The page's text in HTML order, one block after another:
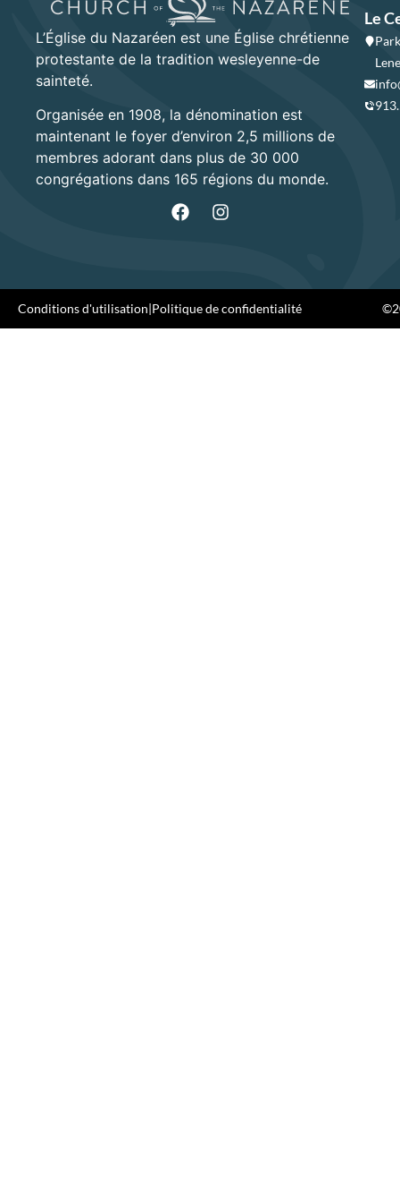
L’Église du Nazaréen est une Église chrétienne
protestante de la tradition wesleyenne-de
sainteté.
Organisée en 1908, la dénomination est
maintenant le foyer d’environ 2,5 millions de
membres adorant dans plus de 30 000
congrégations dans 165 régions du monde.
Le
Conditions d'utilisation|Politique de confidentialité